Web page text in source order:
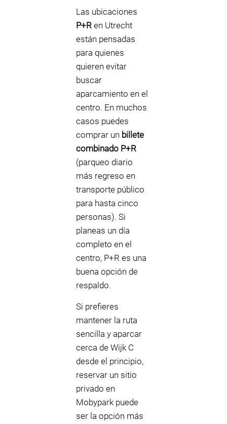
Las ubicaciones
P+R en Utrecht
están pensadas
para quienes
quieren evitar
buscar
aparcamiento en el
centro. En muchos
casos puedes
comprar un billete
combinado P+R
(parqueo diario
más regreso en
transporte público
para hasta cinco
personas). Si
planeas un día
completo en el
centro, P+R es una
buena opción de
respaldo.
Si prefieres
mantener la ruta
sencilla y aparcar
cerca de Wijk C
desde el principio,
reservar un sitio
privado en
Mobypark puede
ser la opción más